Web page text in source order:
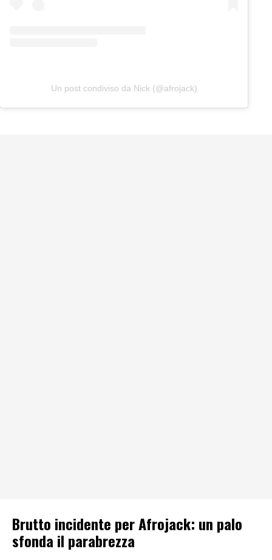
Un post condiviso da Nick (@afrojack)
Brutto incidente per Afrojack: un palo
sfonda il parabrezza